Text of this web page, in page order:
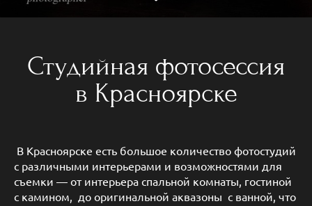
Студийная фотосессия
в Красноярске
В Красноярске есть большое количество фотостудий
с различными интерьерами и возможностями для
съемки — от интерьера спальной комнаты, гостиной
с камином, до оригинальной аквазоны с ванной, что